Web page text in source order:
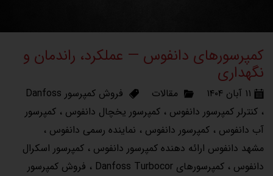
کمپرسورهای دانفوس — عملکرد، راندمان و
نگهداری
۱۱ آبان ۱۴۰۴ مقالات
فروش کمپرسور Danfoss
، کنترلر کمپرسور دانفوس ، کمپرسور یخچال دانفوس ، کمپرسور
آب دانفوس ، کمپرسور دانفوس ، نماینده رسمی دانفوس ،
مشهد دانفوس ارائه دهنده کمپرسور دانفوس ، کمپرسور اسکرال
دانفوس ، کمپرسورهای Danfoss Turbocor ، فروش کمپرسور